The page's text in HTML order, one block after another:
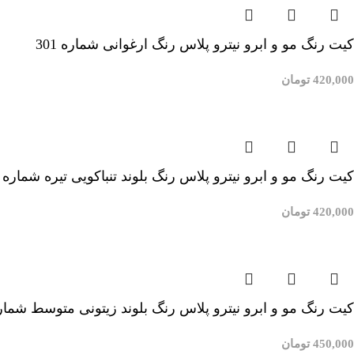
کیت رنگ مو و ابرو نیترو پلاس رنگ ارغوانی شماره 301
420,000 تومان
کیت رنگ مو و ابرو نیترو پلاس رنگ بلوند تنباکویی تیره شماره 6/
420,000 تومان
کیت رنگ مو و ابرو نیترو پلاس رنگ بلوند زیتونی متوسط شماره
450,000 تومان